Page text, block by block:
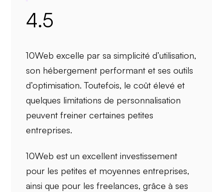
4.5
10Web excelle par sasimplicité d’utilisation,
son hébergement performant et sesoutils
d’optimisation. Toutefois, lecoût élevé et
quelques limitations de personnalisation
peuvent freiner certaines petites
entreprises.
10Web est un excellent investissement
pour les petites et moyennes entreprises,
ainsi que pour les freelances, grâce à ses